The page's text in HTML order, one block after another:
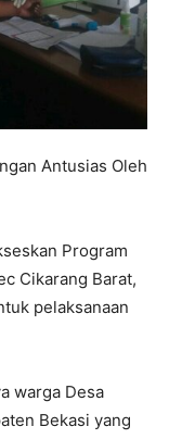
Antusias Oleh
Program
Cikarang Barat,
pelaksanaan
warga Desa
Bekasi yang